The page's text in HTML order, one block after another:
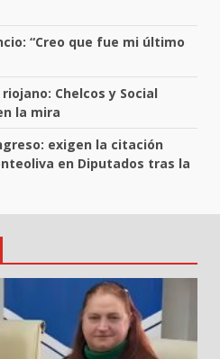
“Creo que fue mi último
Chelcos y Social
la mira
exigen la citación
en Diputados tras la